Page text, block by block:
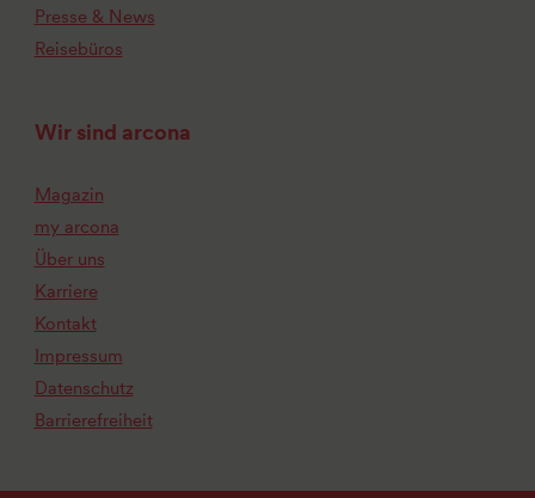
Presse & News
Reisebüros
Wir sind arcona
Magazin
my arcona
Über uns
Karriere
Kontakt
Impressum
Datenschutz
Barrierefreiheit